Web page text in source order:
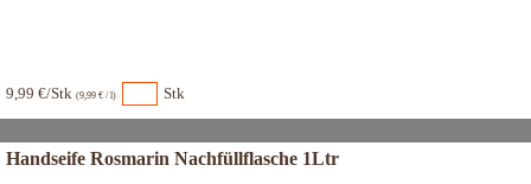
9,99 €/Stk (9,99 € / l) Stk
Handseife Rosmarin Nachfüllflasche 1Ltr